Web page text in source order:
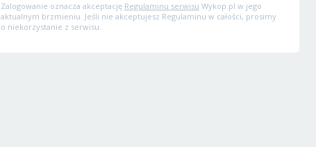
Zalogowanie oznacza akceptację Regulaminu serwisu Wykop.pl w jego
aktualnym brzmieniu. Jeśli nie akceptujesz Regulaminu w całości, prosimy
o niekorzystanie z serwisu.